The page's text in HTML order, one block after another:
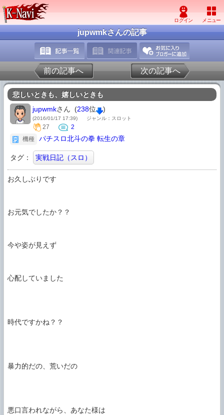
jupwmkさんの記事
前の記事へ 次の記事へ
悲しいときも、嬉しいときも
jupwmkさん (238位 )
(2016/01/17 17:39) ジャンル：スロット
27
2
機種
パチスロ北斗の拳 転生の章
タグ： 実戦日記（スロ）
お久しぶりです
お元気でしたか？？
今や姿が見えず
心配していました
時代ですかね？？
暴力的だの、荒いだの
悪口言われながら、あなた様は